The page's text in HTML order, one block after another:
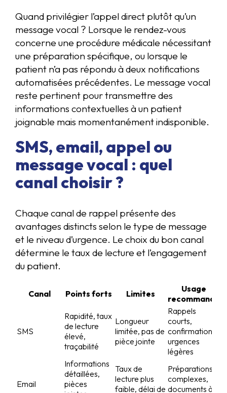
Quand privilégier l’appel direct plutôt qu’un
message vocal ? Lorsque le rendez-vous
concerne une procédure médicale nécessitant
une préparation spécifique, ou lorsque le
patient n’a pas répondu à deux notifications
automatisées précédentes. Le message vocal
reste pertinent pour transmettre des
informations contextuelles à un patient
joignable mais momentanément indisponible.
SMS, email, appel ou
message vocal : quel
canal choisir ?
Chaque canal de rappel présente des
avantages distincts selon le type de message
et le niveau d’urgence. Le choix du bon canal
détermine le taux de lecture et l’engagement
du patient.
Canal Points forts Limites
Usage
recommandé
SMS
Rapidité, taux
de lecture
élevé,
traçabilité
Longueur
limitée, pas de
pièce jointe
Rappels
courts,
confirmations,
urgences
légères
Email
Informations
détaillées,
pièces
Taux de
lecture plus
faible, délai de
Préparations
complexes,
documents à